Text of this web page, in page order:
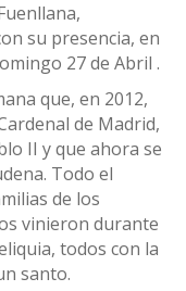
su presencia, en
27 de Abril .
que, en 2012,
de Madrid,
II y que ahora se
Todo el
de los
vinieron durante
todos con la
santo.